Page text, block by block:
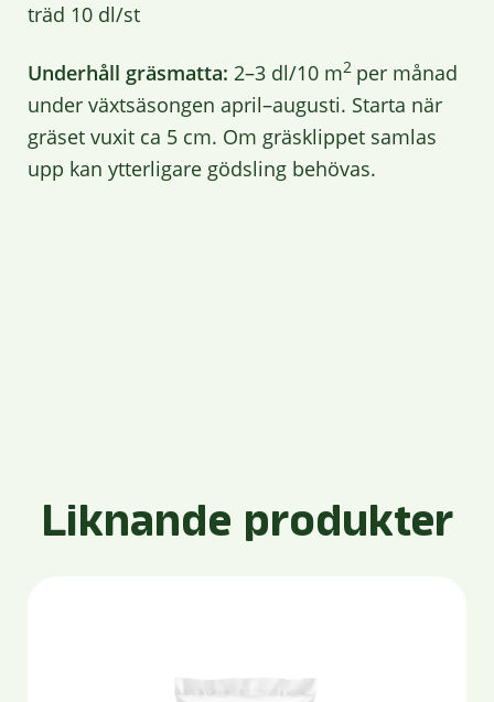
träd 10 dl/st
Underhåll gräsmatta: 2–3 dl/10 m2 per månad
under växtsäsongen april–augusti. Starta när
gräset vuxit ca 5 cm. Om gräsklippet samlas
upp kan ytterligare gödsling behövas.
Liknande produkter